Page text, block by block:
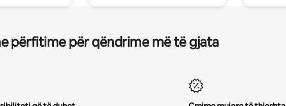
përfitime për qëndrime më të gjata